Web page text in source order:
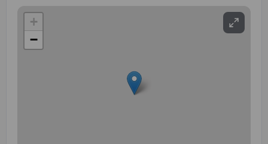
+
−